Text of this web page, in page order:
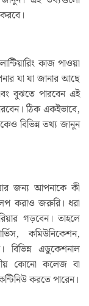
কাজ পাওয়া
যা যা জানার আছে
বুঝতে পারবেন এই
ঠিক একইভাবে,
বিভিন্ন তথ্য জানুন
জন্য আপনাকে কী
করাও জরুরি। ধরা
গড়বেন। তাহলে
কমিউনিকেশন,
বিভিন্ন এডুকেশনাল
কোনো কলেজ বা
করতে পারেন।